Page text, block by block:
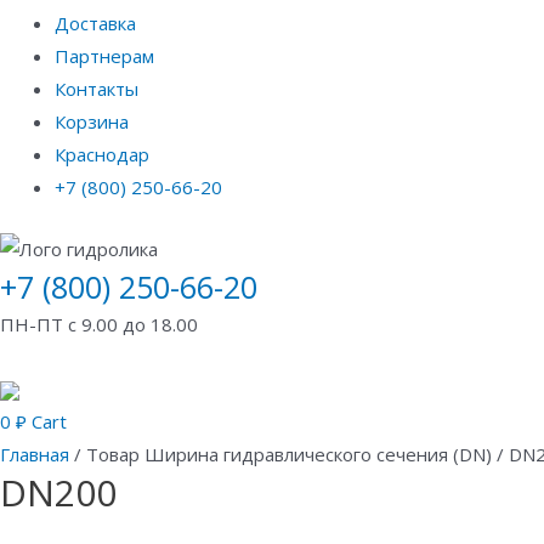
Доставка
Партнерам
Контакты
Корзина
Краснодар
+7 (800) 250-66-20
+7 (800) 250-66-20
ПН-ПТ с 9.00 до 18.00
0 ₽ Cart
Главная / Товар Ширина гидравлического сечения (DN) /
DN200